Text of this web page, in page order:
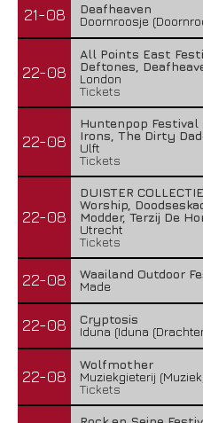
21-08
Deafheaven
Doornroosje
22-08
All Points East
Deftones,
London
Tickets
22-08
Huntenpop
Irons, The Dirty
Ulft
Tickets
22-08
DUISTER
Worship,
Modder, Terzij De
Utrecht
Tickets
22-08
Waailand Outdoor
Made
22-08
Cryptosis
Iduna (Iduna
22-08
Wolfmother
Muziekgieterij
Tickets